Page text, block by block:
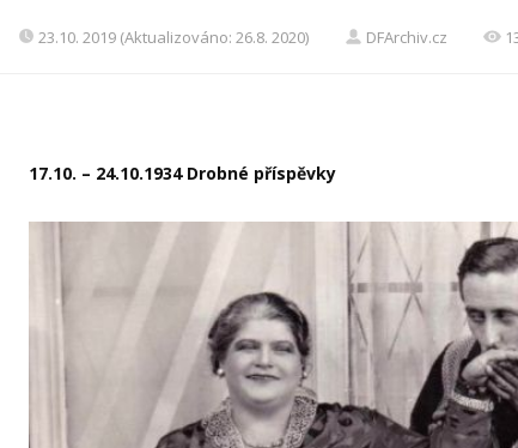
23.10. 2019 (Aktualizováno: 26.8. 2020) DFArchiv.cz
17.10. – 24.10.1934 Drobné příspěvky